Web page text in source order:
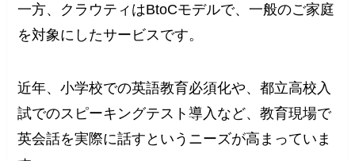
一方、クラウティはBtoCモデルで、一般のご家庭
を対象にしたサービスです。
近年、小学校での英語教育必須化や、都立高校入
試でのスピーキングテスト導入など、教育現場で
英会話を実際に話すというニーズが高まっていま